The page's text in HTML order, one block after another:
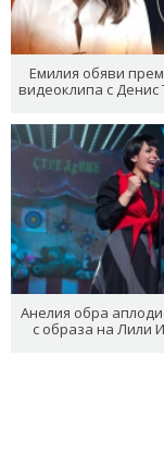
Емилия обяви
видеоклипа с Денис
Анелия обра
с образа на Лили